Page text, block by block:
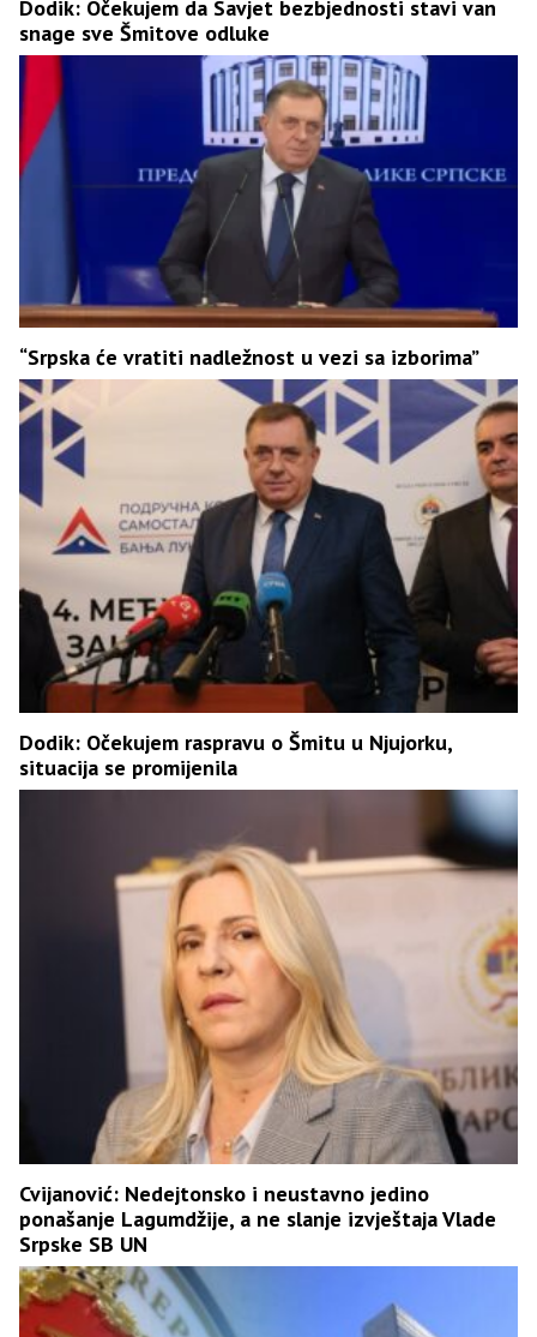
Dodik: Očekujem da Savjet bezbjednosti stavi van
snage sve Šmitove odluke
“Srpska će vratiti nadležnost u vezi sa izborima”
Dodik: Očekujem raspravu o Šmitu u Njujorku,
situacija se promijenila
Cvijanović: Nedejtonsko i neustavno jedino
ponašanje Lagumdžije, a ne slanje izvještaja Vlade
Srpske SB UN